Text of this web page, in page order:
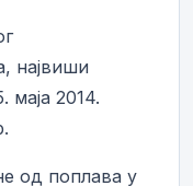
највиши
маја 2014.
од поплава у